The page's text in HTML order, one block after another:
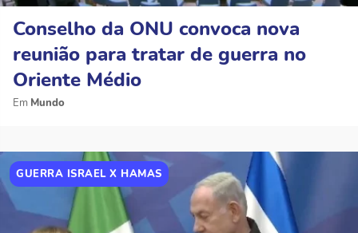
Conselho da ONU convoca nova
reunião para tratar de guerra no
Oriente Médio
Mundo
GUERRA ISRAEL X HAMAS